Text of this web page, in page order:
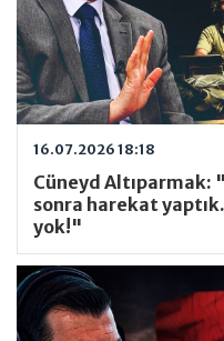
16.07.2026 18:18
Cüneyd
sonra harekat
yok!"